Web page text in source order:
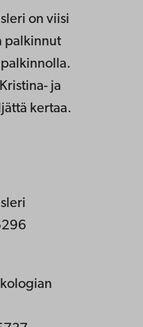
on viisi
palkinnut
ja
kertaa.